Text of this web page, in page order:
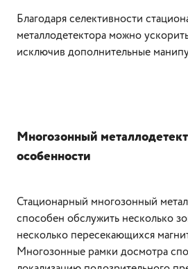
Благодаря селективности
металлодетектора можно
исключив дополнительные
Многозонный
особенности
Стационарный многозонный
способен обслужить несколько
несколько пересекающихся
Многозонные рамки досмотра